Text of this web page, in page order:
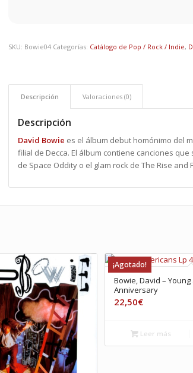
SKU: Bowie04 Categorías: Catálogo de Pop / Rock / Indie,
Descripción Valoraciones (0)
Descripción
David Bowie es el álbum debut homónimo del
filial de Decca. El álbum contiene canciones
de Space Oddity o el glam rock de The Rise
¡Agotado!
Bowie, David –
Anniversary
22,50€
Leer más